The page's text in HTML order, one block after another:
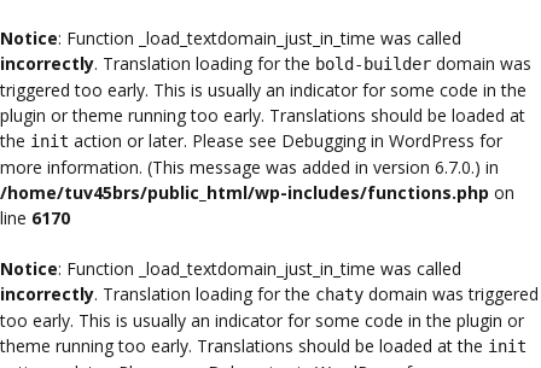
Notice: Function _load_textdomain_just_in_time was called
incorrectly. Translation loading for the bold-builder domain was
triggered too early. This is usually an indicator for some code in the
plugin or theme running too early. Translations should be loaded at
the init action or later. Please see Debugging in WordPress for
more information. (This message was added in version 6.7.0.) in
/home/tuv45brs/public_html/wp-includes/functions.php on
line 6170
Notice: Function _load_textdomain_just_in_time was called
incorrectly. Translation loading for the chaty domain was triggered
too early. This is usually an indicator for some code in the plugin or
theme running too early. Translations should be loaded at the init